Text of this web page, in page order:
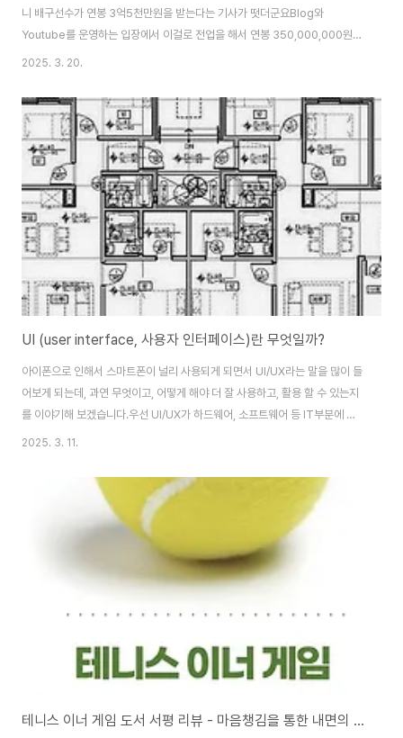
니 배구선수가 연봉 3억5천만원을 받는다는 기사가 떳더군요Blog와
Youtube를 운영하는 입장에서 이걸로 전업을 해서 연봉 350,000,000원을
벌려면 어떻게 해야 할까를 생각해 봤습니다.뭐 이게 정답인것은 없겠지만, 나
면 좋겠습니다. 블로그, 유튜브의 방문자당 애드센스 수익은?기본적으로 티스
토리나 워드프레스 블로그를 운영해서 구글 애드센스 광고를 달았고, 유튜브도
수익을 신청했다면, 보통 adsense의 수익의 경우 만건의 페이지뷰 당 약 만
원정도 수익이 난다고 보시면 됩니다.물론 평균적인것으로 다이어트, 대출, 미
용 등 돈되는 키워드는 훨씬 더 날..
2025. 3. 20.
UI (user interface, 사용자 인터페이스)란 무엇일까?
아이폰으로 인해서 스마트폰이 널리 사용되게 되면서 UI/UX라는 말을 많이 들
어보게 되는데, 과연 무엇이고, 어떻게 해야 더 잘 사용하고, 활용 할 수 있는지
를 이야기해 보겠습니다.우선 UI/UX가 하드웨어, 소프트웨어 등 IT부분에 한
정된 이야기 인것 처럼 생각하는 경향이 있는데, 우리의 일상에서도 모든것이
자와 프로그램이 상호 작용하는 프로그램의 일부분ux – 사용자가 시스템∙제품
∙서비스 등의 직∙간접적인 이용으로 얻게 되는 총체적 경험으로서, 단지 기술을
효용성 측면에서만 보는 것이 아니라 사용자의 삶의 질을 향상시키는 방향으로
이해하려는 새로운 접근법을 말한다 (출처 – 네이버 지식 백과 사전)위 내용을
2025. 3. 11.
테니스 이너 게임 도서 서평 리뷰 - 마음챙김을 통한 내면의 치유